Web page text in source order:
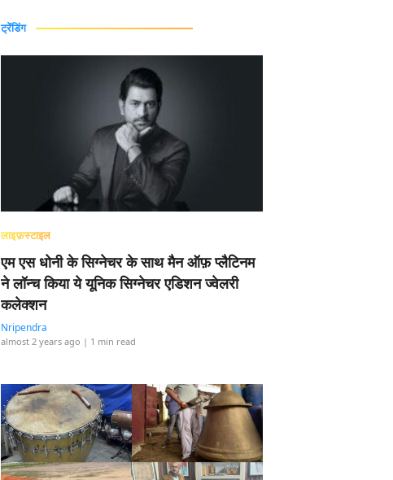
ट्रेंडिंग
लाइफ़स्टाइल
एम एस धोनी के सिग्नेचर के साथ मैन ऑफ़ प्लैटिनम
ने लॉन्च किया ये यूनिक सिग्नेचर एडिशन ज्वेलरी
कलेक्शन
Nripendra
almost 2 years ago | 1 min read